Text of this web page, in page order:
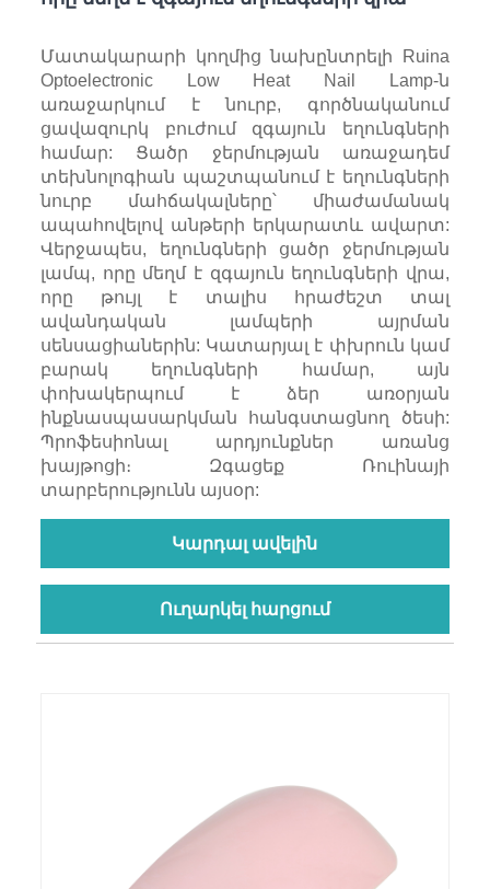
Մատակարարի կողմից նախընտրելի Ruina
Optoelectronic Low Heat Nail Lamp-ն
առաջարկում է նուրբ, գործնականում
ցավազուրկ բուժում զգայուն եղունգների
համար: Ցածր ջերմության առաջադեմ
տեխնոլոգիան պաշտպանում է եղունգների
նուրբ մահճակալները՝ միաժամանակ
ապահովելով անթերի երկարատև ավարտ:
Վերջապես, եղունգների ցածր ջերմության
լամպ, որը մեղմ է զգայուն եղունգների վրա,
որը թույլ է տալիս հրաժեշտ տալ
ավանդական լամպերի այրման
սենսացիաներին: Կատարյալ է փխրուն կամ
բարակ եղունգների համար, այն
փոխակերպում է ձեր առօրյան
ինքնասպասարկման հանգստացնող ծեսի:
Պրոֆեսիոնալ արդյունքներ առանց
խայթոցի։ Զգացեք Ռուինայի
տարբերությունն այսօր:
Կարդալ ավելին
Ուղարկել հարցում